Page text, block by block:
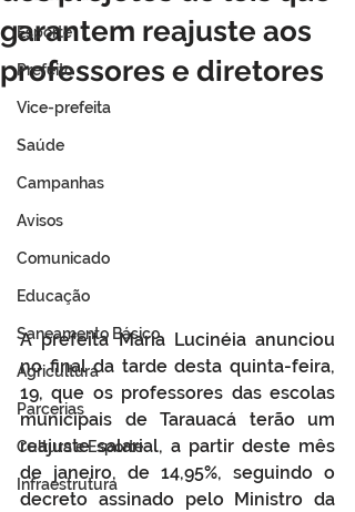
Esporte
Prefeito
Vice-prefeita
Saúde
Campanhas
Avisos
Comunicado
Educação
Saneamento Básico
Agricultura
Parcerias
Cultura e Esporte
Infraestrutura
garantem reajuste aos
professores e diretores
A prefeita Maria Lucinéia anunciou
no final da tarde desta quinta-feira,
19, que os professores das escolas
municipais de Tarauacá terão um
reajuste salarial, a partir deste mês
de janeiro, de 14,95%, seguindo o
decreto assinado pelo Ministro da